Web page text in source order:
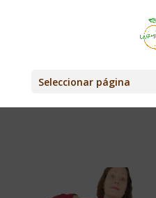
Seleccionar página